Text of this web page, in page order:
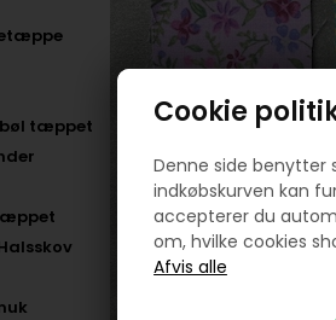
Cookie
Denne side benytter
indkøbskurven kan
accepterer du
om, hvilke cookies
tæppet